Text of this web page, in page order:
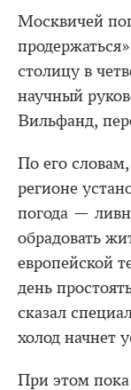
Москвичей
столицу в
научный
Вильфанд,
По его
регионе
погода —
обрадовать
европейской
день
сказал
холод начнет
При этом